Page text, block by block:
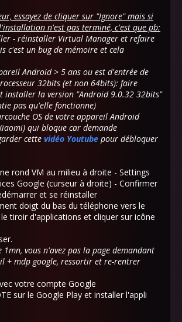
essayez de cliquer sur "Ignore" mais si
n'est pas terminé, c'est que pb:
- réinstaller Virtual Manager et refaire
c'est un bug de mémoire et cela
Android > 5 ans ou est d'entrée de
32bits (et non 64bits): faire
installer la version "Android 9.0.32 32bits"
pas qu'elle fonctionne)
OS de votre appareil Android
qui bloque car demande
cette vidéo Youtube pour débloquer
rond VM au milieu à droite - Settings
Google (curseur à droite) - Confirmer
et se réinstaller
doigt du bas du téléphone vers le
tiroir d'applications et cliquer sur icône
1mn, vous n'avez pas la page demandant
+ mdp google, ressortir et re-rentrer
votre compte Google
sur le Google Play et installer l'appli